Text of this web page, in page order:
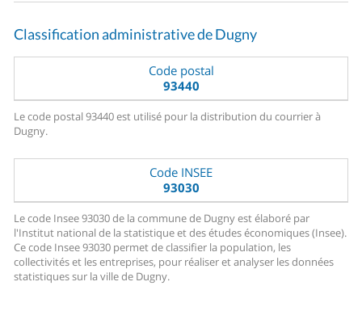
Classification administrative de Dugny
Code postal
93440
Le code postal 93440 est utilisé pour la distribution du courrier à
Dugny.
Code INSEE
93030
Le code Insee 93030 de la commune de Dugny est élaboré par
l'Institut national de la statistique et des études économiques (Insee).
Ce code Insee 93030 permet de classifier la population, les
collectivités et les entreprises, pour réaliser et analyser les données
statistiques sur la ville de Dugny.